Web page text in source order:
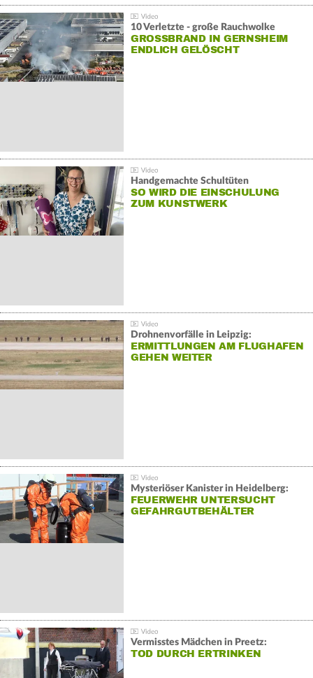
10 Verletzte - große Rauchwolke
GROSSBRAND IN GERNSHEIM E
NDLICH GELÖSCHT
Handgemachte Schultüten
SO WIRD DIE EINSCHULUNG
ZUM KUNSTWERK
Drohnenvorfälle in Leipzig:
ERMITTLUNGEN AM FLUGHAFEN
GEHEN WEITER
Mysteriöser Kanister in Heidelberg:
FEUERWEHR UNTERSUCHT
GEFAHRGUTBEHÄLTER
Vermisstes Mädchen in Preetz:
TOD DURCH ERTRINKEN